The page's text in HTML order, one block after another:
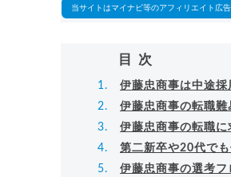
当サイトはマイナビ等のアフィリエイト広
目次
伊藤忠商事は中途
伊藤忠商事の転職難
伊藤忠商事の転職
第二新卒や20代で
伊藤忠商事の選考フ